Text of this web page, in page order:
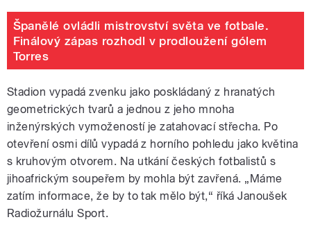
Španělé ovládli mistrovství světa ve fotbale.
Finálový zápas rozhodl v prodloužení gólem
Torres
Stadion vypadá zvenku jako poskládaný z hranatých
geometrických tvarů a jednou z jeho mnoha
inženýrských vymožeností je zatahovací střecha. Po
otevření osmi dílů vypadá z horního pohledu jako květina
s kruhovým otvorem. Na utkání českých fotbalistů s
jihoafrickým soupeřem by mohla být zavřená. „Máme
zatím informace, že by to tak mělo být,“ říká Janoušek
Radiožurnálu Sport.